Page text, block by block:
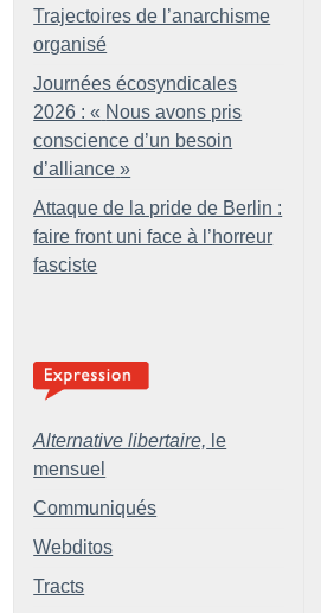
Trajectoires de l’anarchisme
organisé
Journées écosyndicales
2026 : « Nous avons pris
conscience d’un besoin
d’alliance »
Attaque de la pride de Berlin :
faire front uni face à l’horreur
fasciste
Alternative libertaire, le
mensuel
Communiqués
Webditos
Tracts